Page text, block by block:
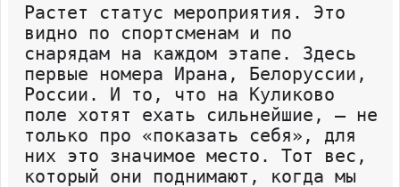
Растет статус мероприятия. Это
видно по спортсменам и по
снарядам на каждом этапе. Здесь
первые номера Ирана, Белоруссии,
России. И то, что на Куликово
поле хотят ехать сильнейшие, – не
только про «показать себя», для
них это значимое место. Тот вес,
который они поднимают, когда мы